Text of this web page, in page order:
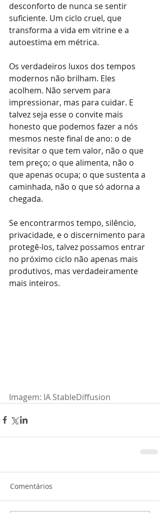
desconforto de nunca se sentir
suficiente. Um ciclo cruel, que
transforma a vida em vitrine e a
autoestima em métrica.
Os verdadeiros luxos dos tempos
modernos não brilham. Eles
acolhem. Não servem para
impressionar, mas para cuidar. E
talvez seja esse o convite mais
honesto que podemos fazer a nós
mesmos neste final de ano: o de
revisitar o que tem valor, não o que
tem preço; o que alimenta, não o
que apenas ocupa; o que sustenta a
caminhada, não o que só adorna a
chegada.
Se encontrarmos tempo, silêncio,
privacidade, e o discernimento para
protegê-los, talvez possamos entrar
no próximo ciclo não apenas mais
produtivos, mas verdadeiramente
mais inteiros.
Imagem: IA StableDiffusion
Comentários